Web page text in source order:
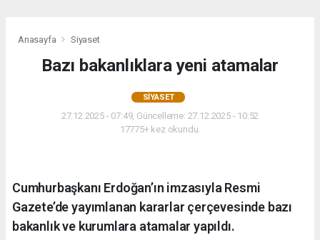
Anasayfa Siyaset
Bazı bakanlıklara yeni atamalar
SIYASET
27.12.2025 - 07:49, Güncelleme: 27.12.2025 - 10:52
17775+ kez okundu.
Cumhurbaşkanı Erdoğan’ın imzasıyla Resmi
Gazete’de yayımlanan kararlar çerçevesinde bazı
bakanlık ve kurumlara atamalar yapıldı.